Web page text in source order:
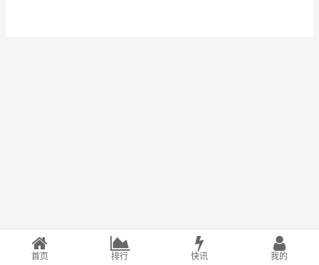
首页 排行 快讯 我的